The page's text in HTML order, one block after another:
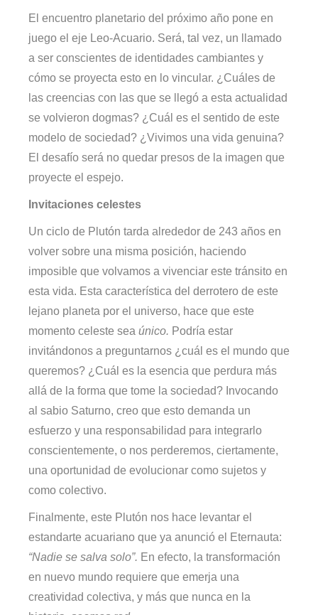
El encuentro planetario del próximo año pone en
juego el eje Leo-Acuario. Será, tal vez, un llamado
a ser conscientes de identidades cambiantes y
cómo se proyecta esto en lo vincular. ¿Cuáles de
las creencias con las que se llegó a esta actualidad
se volvieron dogmas? ¿Cuál es el sentido de este
modelo de sociedad? ¿Vivimos una vida genuina?
El desafío será no quedar presos de la imagen que
proyecte el espejo.
Invitaciones celestes
Un ciclo de Plutón tarda alrededor de 243 años en
volver sobre una misma posición, haciendo
imposible que volvamos a vivenciar este tránsito en
esta vida. Esta característica del derrotero de este
lejano planeta por el universo, hace que este
momento celeste sea único. Podría estar
invitándonos a preguntarnos ¿cuál es el mundo que
queremos? ¿Cuál es la esencia que perdura más
allá de la forma que tome la sociedad? Invocando
al sabio Saturno, creo que esto demanda un
esfuerzo y una responsabilidad para integrarlo
conscientemente, o nos perderemos, ciertamente,
una oportunidad de evolucionar como sujetos y
como colectivo.
Finalmente, este Plutón nos hace levantar el
estandarte acuariano que ya anunció el Eternauta:
“Nadie se salva solo”. En efecto, la transformación
en nuevo mundo requiere que emerja una
creatividad colectiva, y más que nunca en la